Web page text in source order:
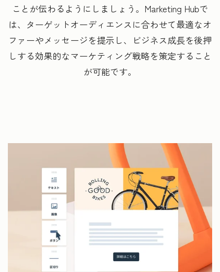
ことが伝わるようにしましょう。 Marketing Hubで
は、ターゲットオーディエンスに合わせて最適なオ
ファーやメッセージを提示し、ビジネス成長を後押
しする効果的なマーケティング戦略を策定すること
が可能です。